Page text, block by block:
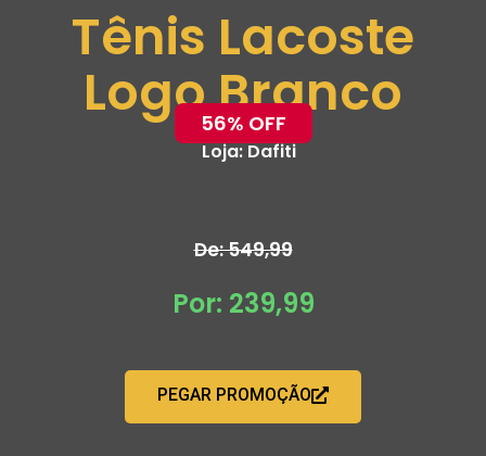
Tênis Lacoste
Logo Branco
56% OFF
Loja:Dafiti
De: 549,99
Por: 239,99
PEGAR PROMOÇÃO